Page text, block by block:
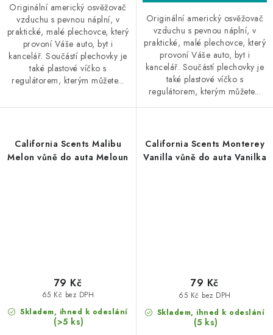
Originální americký osvěžovač
vzduchu s pevnou náplní, v
praktické, malé plechovce, který
provoní Váše auto, byt i
kancelář. Součástí plechovky je
také plastové víčko s
regulátorem, kterým můžete...
Originální americký osvěžovač
vzduchu s pevnou náplní, v
praktické, malé plechovce, který
provoní Váše auto, byt i
kancelář. Součástí plechovky je
také plastové víčko s
regulátorem, kterým můžete...
California Scents Malibu
Melon vůně do auta Meloun
Skladem, ihned k odeslání
(>5 ks)
65 Kč bez DPH
79 Kč
California Scents Monterey
Vanilla vůně do auta Vanilka
Skladem, ihned k odeslání
(5 ks)
65 Kč bez DPH
79 Kč